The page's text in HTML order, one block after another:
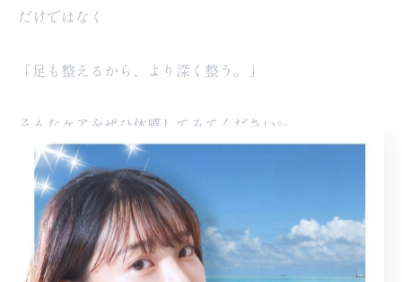
だけではなく
「足も整えるから、より深く整う。」
そんなケアをぜひ体感してみてください✨
━━━━━━━━━━━━━━
📍福岡市東区香椎宮そば
ドライヘッドスパサロン
GRANDBLUE